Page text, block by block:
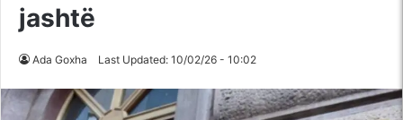
jashtë
Ada Goxha Last Updated: 10/02/26 - 10:02